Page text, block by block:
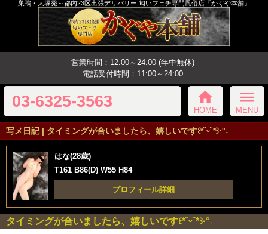
巣鴨・大塚発～都内23区出張デリバリー 匂いフェチ専門風俗店『かぐや本舗』
営業時間：12:00～24:00 (年中無休)
電話受付時間：11:00～24:00
03-6325-3563 home
HOME
menu
MENU
写メ日記 | タイミングが合いましたら、嬉しいです꒰*˘ᵕ˘*꒱·°˖
はな(28歳)
T161 B86(D) W55 H84
プロフィール詳細
タイミングが合いましたら、嬉しいです꒰*˘ᵕ˘*꒱·°˖